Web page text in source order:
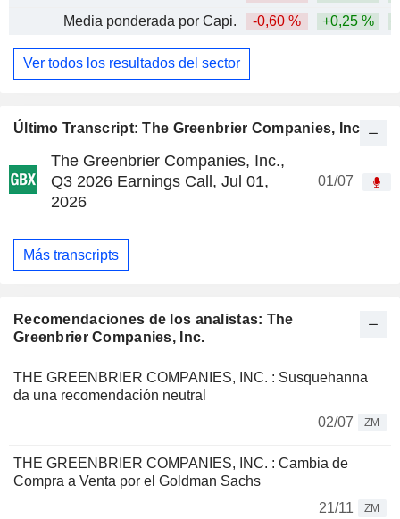
Último Transcript: The Greenbrier Companies, Inc.
The Greenbrier Companies, Inc.,
Q3 2026 Earnings Call, Jul 01,
2026
01/07
Más transcripts
Recomendaciones de los analistas: The
Greenbrier Companies, Inc.
THE GREENBRIER COMPANIES, INC. : Susquehanna
da una recomendación neutral
02/07
ZM
THE GREENBRIER COMPANIES, INC. : Cambia de
Compra a Venta por el Goldman Sachs
21/11
ZM
Media ponderada por Capi.
-0,60 % +0,25 %
Ver todos los resultados del sector